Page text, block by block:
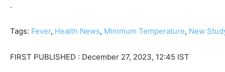
.
Tags: Fever, Health News, Minimum Temperature, New
FIRST PUBLISHED : December 27, 2023, 12:45 IST